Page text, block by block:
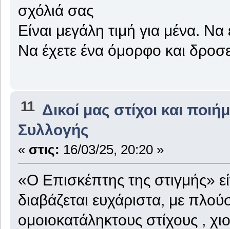
σχόλιά σας
Είναι μεγάλη τιμή για μένα. Να
Να έχετε ένα όμορφο και
11 Δικοί μας στίχοι και
Συλλογής
« στις: 16/03/25, 20:20 »
«Ο Επισκέπτης της στιγμής»
διαβάζεται ευχάριστα, με
ομοιοκατάληκτους στίχους ,